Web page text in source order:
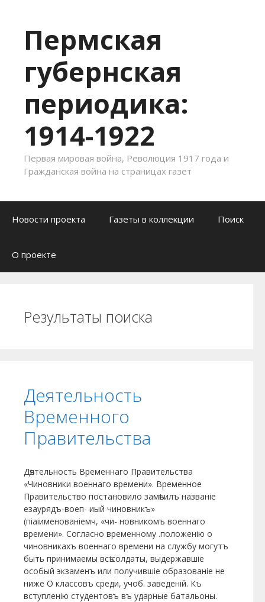
Пермская
губернская
периодика:
1914-1922
Первая мировая война, Революция 1917 года и
Гражданская война на страницах газет
Новости проекта
Газеты в коллекции Поиск
О проекте
Результаты поиска
Деятельность
Временного
Правительства
Дѣятельность Временнаго Правительства
«Чиновники военнаго времени». Временное
Правительство постановило замѣнилъ названіе
езаурядъ-воеп- иый чиновникъ»
(піаіименованіемч, «чи- новникомъ военнаго
времени». Согласно временному .положенію о
чиновникахъ военнаго времени на службу могутъ
быть принимаемы всѣ солдаты, выдержавшіе
особый экзаменъ или получившіе образованіе не
ниже О классовъ среди, учоб. заведеній. Къ
вступленію студентовъ въ ударные батальоны.